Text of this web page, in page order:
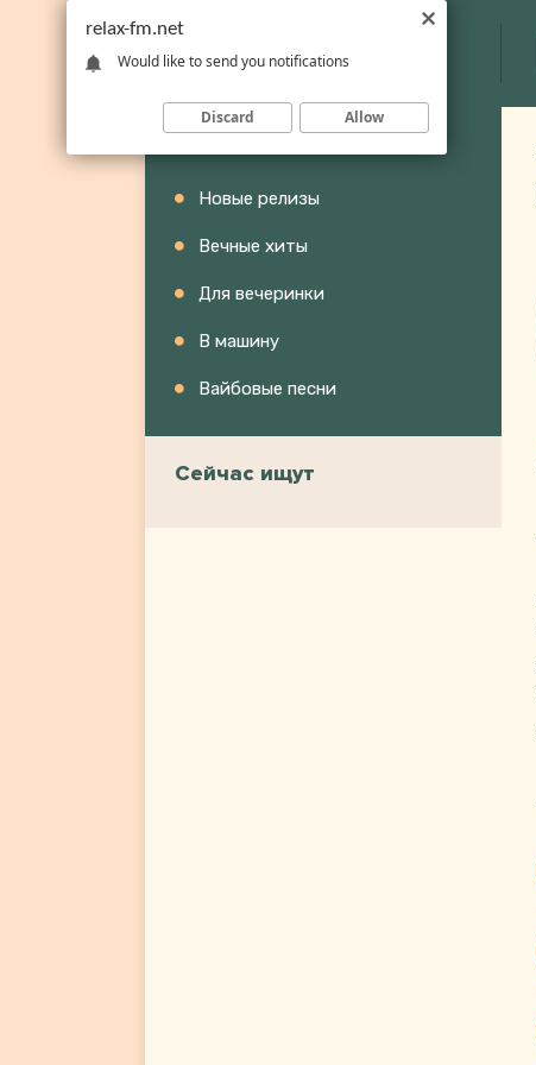
Новые релизы
Вечные хиты
Для вечеринки
В машину
Вайбовые песни
Сейчас ищут
relax-fm.net
Would like to send you notifications
Discard Allow